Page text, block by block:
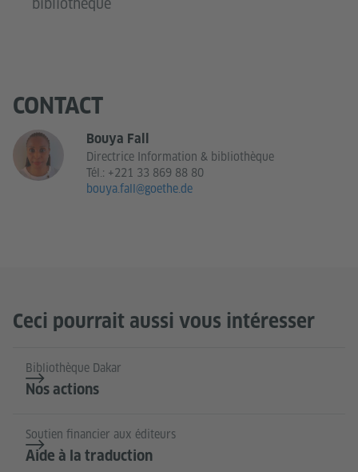
CONTACT
Bouya Fall
Directrice Information & bibliothèque
Tél.: +221 33 869 88 80
bouya.fall@goethe.de
Ceci pourrait aussi vous intéresser
Bibliothèque Dakar
Nos actions
Soutien financier aux éditeurs
Aide à la traduction